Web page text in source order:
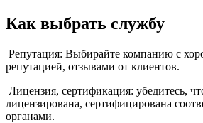
Как выбрать службу
Репутация: Выбирайте компанию с
репутацией, отзывами от клиентов.
Лицензия, сертификация: убедитесь,
лицензирована, сертифицирована
органами.